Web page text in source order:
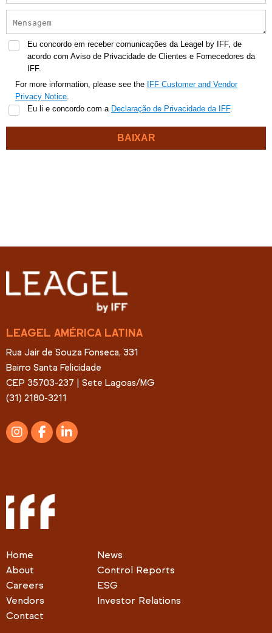
LEAGEL AMÉRICA LATINA
Rua Jair de Souza Fonseca, 331
Bairro Santa Felicidade
CEP 35703-237 | Sete Lagoas/MG
(31) 2180-3211
Home
About
Careers
Vendors
Contact
News
Control Reports
ESG
Investor Relations